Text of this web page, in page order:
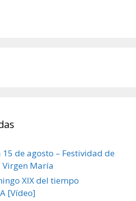
de agosto – Festividad de
Virgen María
XIX del tiempo
[Vídeo]